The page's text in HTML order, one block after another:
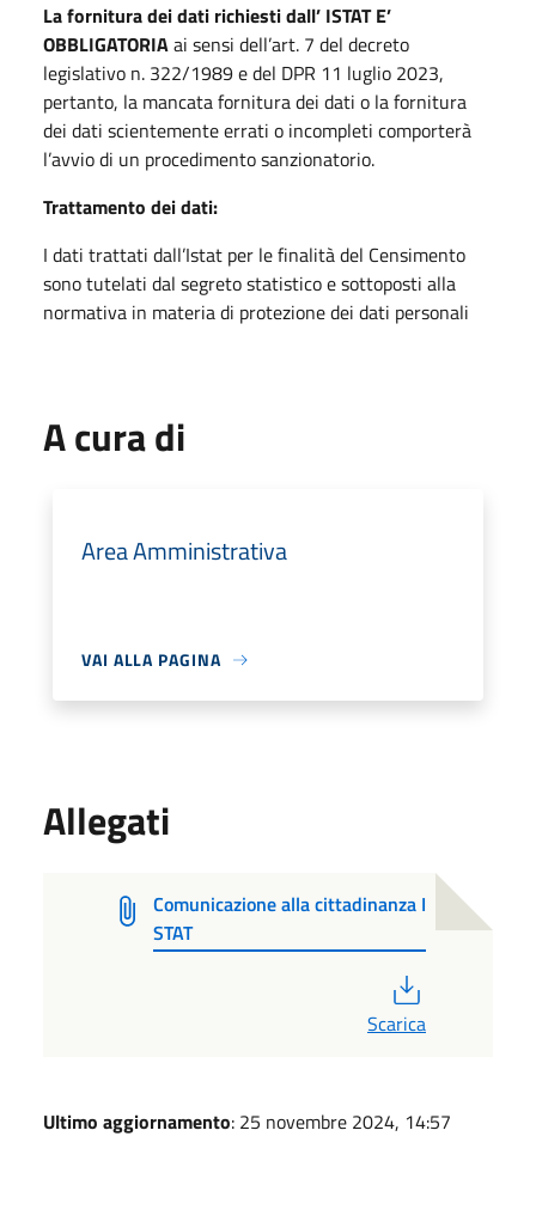
La fornitura dei dati richiesti dall’ ISTAT E’
OBBLIGATORIAai sensi dell’art. 7 del decreto
legislativo n. 322/1989 e del DPR 11 luglio 2023,
pertanto, la mancata fornitura dei dati o la fornitura
dei dati scientemente errati o incompleti comporterà
l’avvio di un procedimento sanzionatorio.
Trattamento dei dati:
I dati trattati dall’Istat per le finalità del Censimento
sono tutelati dal segreto statistico e sottoposti alla
normativa in materia di protezione dei dati personali
A cura di
Area Amministrativa
VAI ALLA PAGINA
Allegati
Comunicazione alla cittadinanza I
STAT
Scarica
Ultimo aggiornamento: 25 novembre 2024, 14:57